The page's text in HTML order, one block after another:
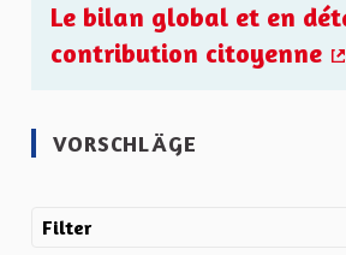
Le bilan global et en
contribution citoyenne
VORSCHLÄGE
Filter